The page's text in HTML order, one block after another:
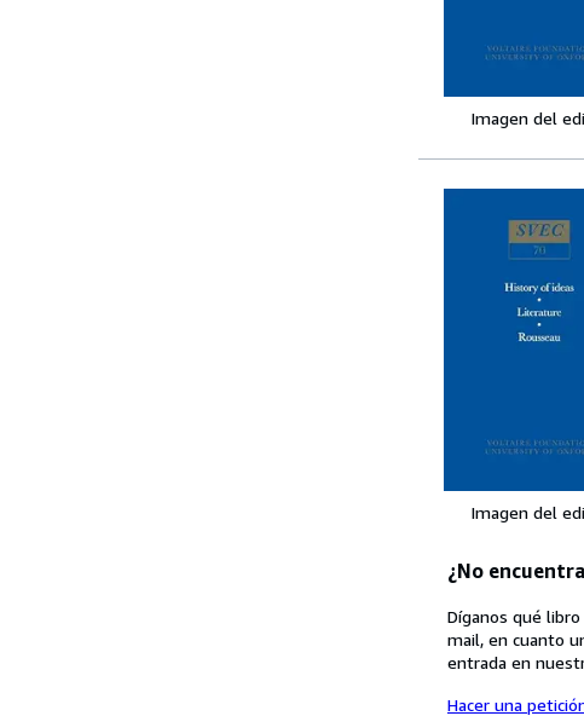
Imagen del
Imagen del
¿No
Díganos qué
mail, en cuanto
entrada en
Hacer una